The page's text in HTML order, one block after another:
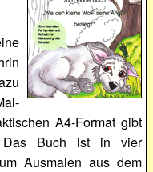
A4-Format gibt
Das Buch ist in vier
Ausmalen aus dem